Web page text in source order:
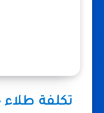
تكلفة طلاء